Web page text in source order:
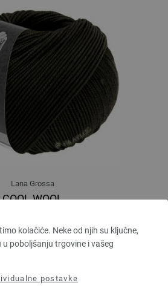
kolačiće. Neke od njih su ključne,
poboljšanju trgovine i vašeg
postavke
Lana Grossa
COOL WOOL
otprilike 160 m / 50 g
Većina igle: 3 - 3,5
za dostavu, Osnovna cijena: